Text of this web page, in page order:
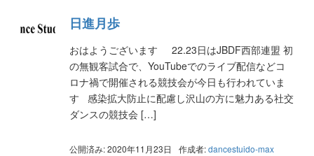
日進月歩
おはようございます 22.23日はJBDF西部連盟 初
の無観客試合で、YouTubeでのライブ配信などコ
ロナ禍で開催される競技会が今日も行われていま
す 感染拡大防止に配慮し沢山の方に魅力ある社交
ダンスの競技会 […]
公開済み: 2020年11月23日 作成者:dancestuido-max